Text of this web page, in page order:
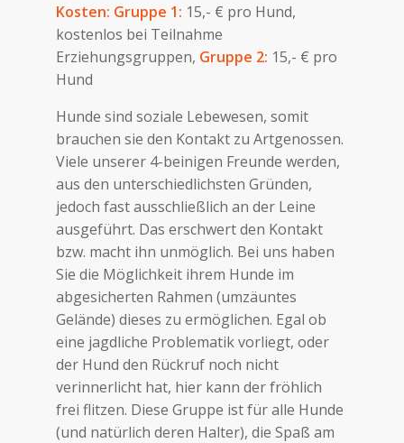
Kosten: Gruppe 1: 15,- € pro Hund,
kostenlos bei Teilnahme
Erziehungsgruppen, Gruppe 2: 15,- € pro
Hund
Hunde sind soziale Lebewesen, somit
brauchen sie den Kontakt zu Artgenossen.
Viele unserer 4-beinigen Freunde werden,
aus den unterschiedlichsten Gründen,
jedoch fast ausschließlich an der Leine
ausgeführt. Das erschwert den Kontakt
bzw. macht ihn unmöglich. Bei uns haben
Sie die Möglichkeit ihrem Hunde im
abgesicherten Rahmen (umzäuntes
Gelände) dieses zu ermöglichen. Egal ob
eine jagdliche Problematik vorliegt, oder
der Hund den Rückruf noch nicht
verinnerlicht hat, hier kann der fröhlich
frei flitzen. Diese Gruppe ist für alle Hunde
(und natürlich deren Halter), die Spaß am